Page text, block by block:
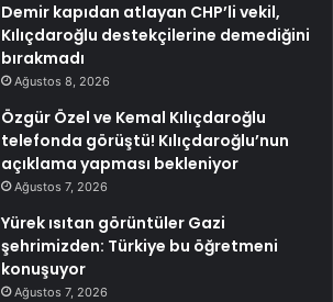
Demir kapıdan atlayan CHP’li vekil,
Kılıçdaroğlu destekçilerine demediğini
bırakmadı
Ağustos 8, 2026
Özgür Özel ve Kemal Kılıçdaroğlu
telefonda görüştü! Kılıçdaroğlu’nun
açıklama yapması bekleniyor
Ağustos 7, 2026
Yürek ısıtan görüntüler Gazi
şehrimizden: Türkiye bu öğretmeni
konuşuyor
Ağustos 7, 2026